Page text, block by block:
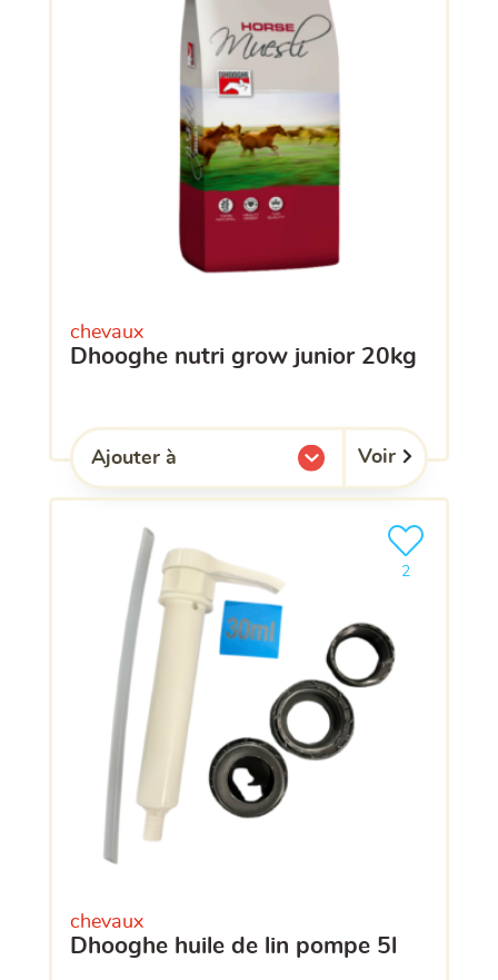
chevaux
dhooghe nutri grow junior 20kg
Ajouter à
l'une de mes listes. Voir
chevaux
dhooghe huile de lin pompe 5l
2
Ajouter le
clients ont